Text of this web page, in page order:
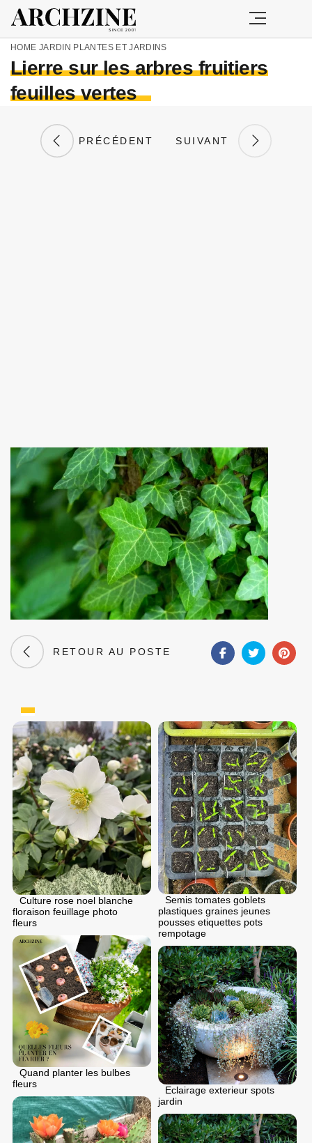
HOME JARDIN PLANTES ET JARDINS
Lierre sur les arbres fruitiers
feuilles vertes
PRÉCÉDENT SUIVANT
RETOUR AU POSTE
Culture rose noel blanche
floraison feuillage photo
fleurs
Semis tomates goblets
plastiques graines jeunes
pousses etiquettes pots
rempotage
Quand planter les bulbes
fleurs
Eclairage exterieur spots
jardin